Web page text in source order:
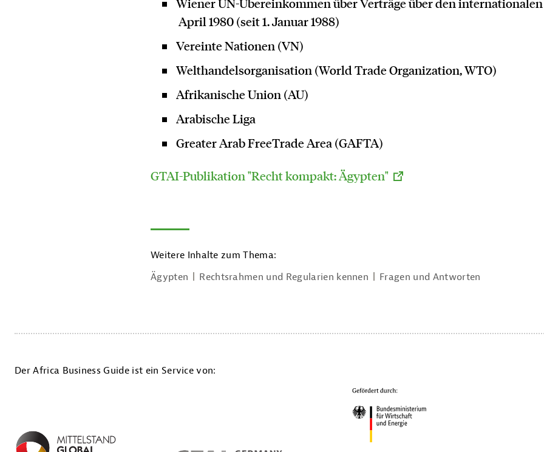
April 1980 (seit 1. Januar 1988)
Vereinte Nationen (VN)
Welthandelsorganisation (World Trade Organization, WTO)
Afrikanische Union (AU)
Arabische Liga
Greater Arab FreeTrade Area (GAFTA)
GTAI-Publikation "Recht kompakt: Ägypten"
Weitere Inhalte zum Thema:
Ägypten
Rechtsrahmen und Regularien kennen Fragen und Antworten
Der Africa Business Guide ist ein Service von: